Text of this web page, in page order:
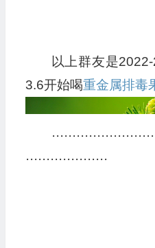
以上群友是
3.6开始喝重金属排毒
····················